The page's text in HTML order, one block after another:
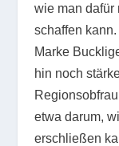
wie man dafür
schaffen
Marke
hin noch
etwa darum,
erschließen